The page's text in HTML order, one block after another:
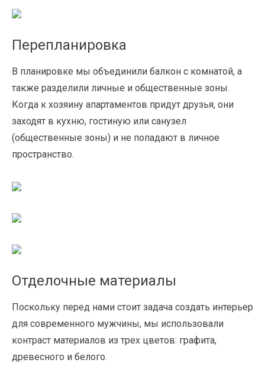
Перепланировка
В планировке мы объединили балкон с комнатой, а
также разделили личные и общественные зоны.
Когда к хозяину апартаментов придут друзья, они
заходят в кухню, гостиную или санузел
(общественные зоны) и не попадают в личное
пространство.
Отделочные материалы
Поскольку перед нами стоит задача создать интерьер
для современного мужчины, мы использовали
контраст материалов из трех цветов: графита,
древесного и белого.